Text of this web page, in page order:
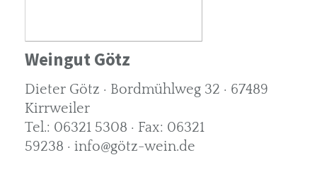
Weingut Götz
Dieter Götz · Bordmühlweg 32 · 67489
Kirrweiler
Tel.: 06321 5308 · Fax: 06321
59238 · info@götz-wein.de